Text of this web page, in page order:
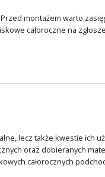
montażem warto
całoroczne na
lecz także kwestie ich
oraz dobieranych
całorocznych